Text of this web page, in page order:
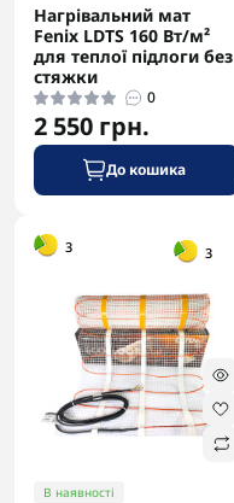
Нагрівальний мат
Fenix LDTS 160 Вт/м²
для теплої підлоги без
стяжки
0
2 550 грн.
До кошика
3
-5% в корзині
3
В наявності